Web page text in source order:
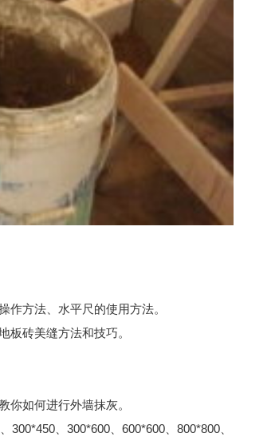
方法、水平尺的使用方法。
砖美缝方法和技巧。
如何进行外墙抹灰。
、300*600、600*600、800*800、